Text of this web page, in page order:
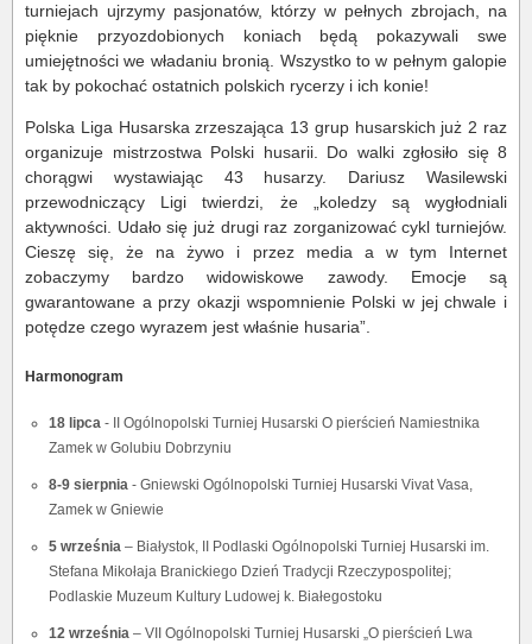
turniejach ujrzymy pasjonatów, którzy w pełnych zbrojach, na
pięknie przyozdobionych koniach będą pokazywali swe
umiejętności we władaniu bronią. Wszystko to w pełnym galopie
tak by pokochać ostatnich polskich rycerzy i ich konie!
Polska Liga Husarska zrzeszająca 13 grup husarskich już 2 raz
organizuje mistrzostwa Polski husarii. Do walki zgłosiło się 8
chorągwi wystawiając 43 husarzy. Dariusz Wasilewski
przewodniczący Ligi twierdzi, że „koledzy są wygłodniali
aktywności. Udało się już drugi raz zorganizować cykl turniejów.
Cieszę się, że na żywo i przez media a w tym Internet
zobaczymy bardzo widowiskowe zawody. Emocje są
gwarantowane a przy okazji wspomnienie Polski w jej chwale i
potędze czego wyrazem jest właśnie husaria”.
Harmonogram
18 lipca - II Ogólnopolski Turniej Husarski O pierścień Namiestnika
Zamek w Golubiu Dobrzyniu
8-9 sierpnia - Gniewski Ogólnopolski Turniej Husarski Vivat Vasa,
Zamek w Gniewie
5 września – Białystok, II Podlaski Ogólnopolski Turniej Husarski im.
Stefana Mikołaja Branickiego Dzień Tradycji Rzeczypospolitej;
Podlaskie Muzeum Kultury Ludowej k. Białegostoku
12 września – VII Ogólnopolski Turniej Husarski „O pierścień Lwa